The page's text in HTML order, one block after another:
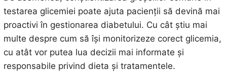
testarea glicemiei poate ajuta pacienții să devină mai
proactivi în gestionarea diabetului. Cu cât știu mai
multe despre cum să își monitorizeze corect glicemia,
cu atât vor putea lua decizii mai informate și
responsabile privind dieta și tratamentele.